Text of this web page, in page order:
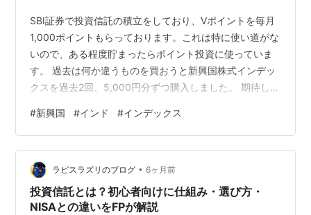
SBI証券で投資信託の積立をしており、Vポイントを毎月
1,000ポイントもらっております。これは特に使い道がな
いので、ある程度貯まったらポイント投資に使っていま
す。 過去は何か違うものを買おうと新興国株式インデッ
クスを過去2回、5,000円分ずつ購入しました。 期待しな
たみたいで(あまり見ていなかった)、評価損益は+50％超
となっています。嬉しい誤算。 ただ、中東の件でこれか
ら下がるかもしれないですけどね。 そんなVポイント投
資も前回購入から1年以上経過。カードがゴールドになっ
たのもあって気付いたらVポイントが10,000ポイント以
上貯まって…
#新興国 #インド #インデックス
ラピスラズリのブログ • 6ヶ月前
投資信託とは？初心者向けに仕組み・選び方・
NISAとの違いをFPが解説